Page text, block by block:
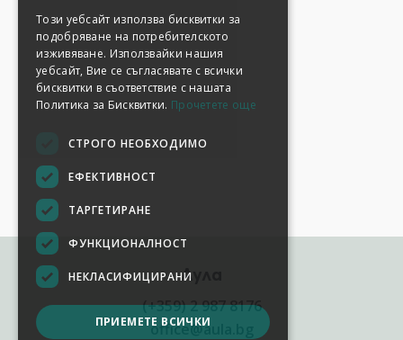
Аула
(+359) 2 987 8176
office@aula.bg
Този уебсайт използва бисквитки за
подобряване на потребителското
изживяване. Използвайки нашия
уебсайт, Вие се съгласявате с всички
бисквитки в съответствие с нашата
Политика за Бисквитки. Прочетете още
СТРОГО НЕОБХОДИМО
ЕФЕКТИВНОСТ
ТАРГЕТИРАНЕ
ФУНКЦИОНАЛНОСТ
НЕКЛАСИФИЦИРАНИ
ПРИЕМЕТЕ ВСИЧКИ